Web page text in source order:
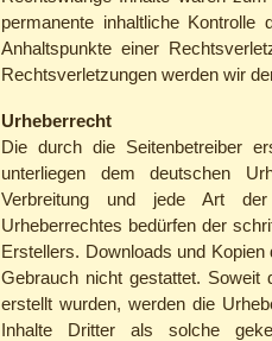
permanente inhaltliche
Anhaltspunkte einer
Rechtsverletzungen werden wir
Urheberrecht
Die durch die Seitenbetreiber
unterliegen dem deutschen
Verbreitung und jede Art
Urheberrechtes bedürfen der
Erstellers. Downloads und
Gebrauch nicht gestattet. Soweit
erstellt wurden, werden die
Inhalte Dritter als solche